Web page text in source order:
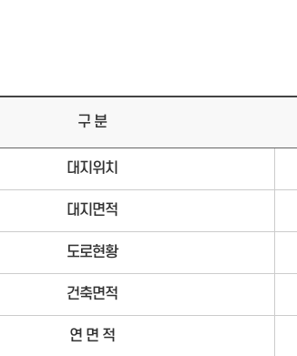
구 분
대지위치
대지면적
도로현황
건축면적
연 면 적